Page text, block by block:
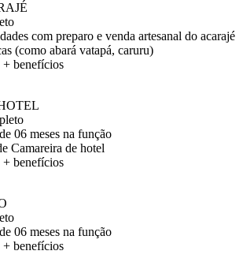
com preparo e venda artesanal do acarajé
(como abará vatapá, caruru)
benefícios
06 meses na função
Camareira de hotel
benefícios
06 meses na função
benefícios